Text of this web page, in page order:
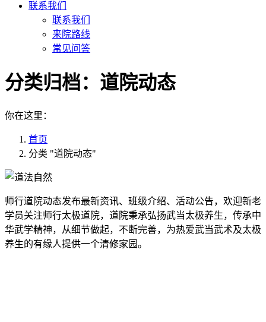
联系我们
联系我们
来院路线
常见问答
分类归档： 道院动态
你在这里：
首页
分类 "道院动态"
师行道院动态发布最新资讯、班级介绍、活动公告，欢迎新老
学员关注师行太极道院，道院秉承弘扬武当太极养生，传承中
华武学精神，从细节做起，不断完善，为热爱武当武术及太极
养生的有缘人提供一个清修家园。